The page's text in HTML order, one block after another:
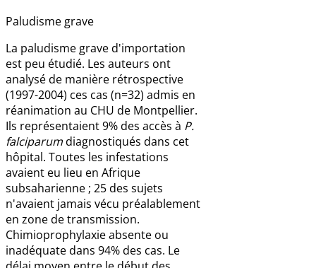
Paludisme grave
La paludisme grave d'importation
est peu étudié. Les auteurs ont
analysé de manière rétrospective
(1997-2004) ces cas (n=32) admis en
réanimation au CHU de Montpellier.
Ils représentaient 9% des accès à P.
falciparumdiagnostiqués dans cet
hôpital. Toutes les infestations
avaient eu lieu en Afrique
subsaharienne ; 25 des sujets
n'avaient jamais vécu préalablement
en zone de transmission.
Chimioprophylaxie absente ou
inadéquate dans 94% des cas. Le